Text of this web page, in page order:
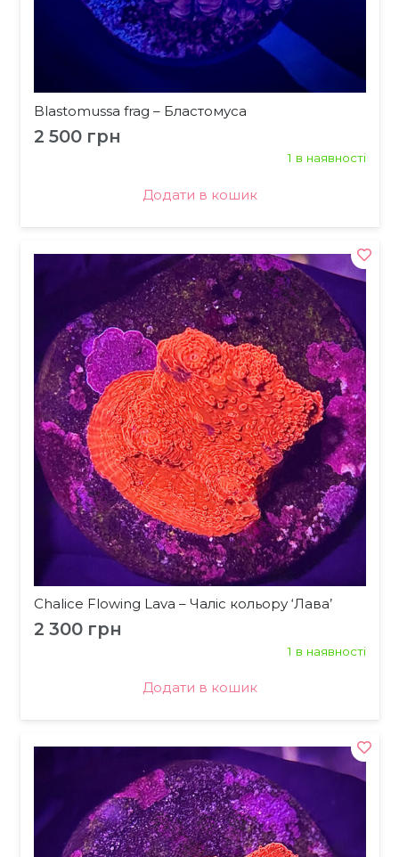
Blastomussa frag – Бластомуса
2 500 грн
1 в наявності
Додати в кошик
Chalice Flowing Lava – Чаліс кольору ‘Лава’
2 300 грн
1 в наявності
Додати в кошик